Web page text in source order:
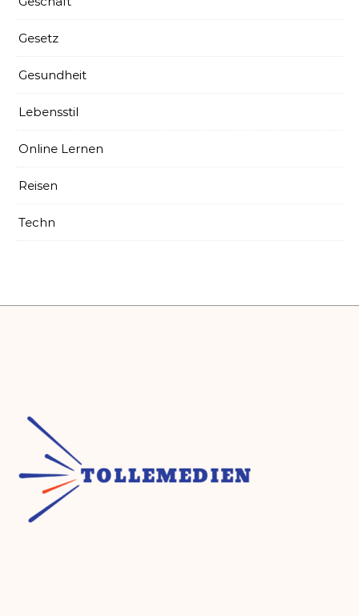
Gesetz
Gesundheit
Lebensstil
Online Lernen
Reisen
Techn